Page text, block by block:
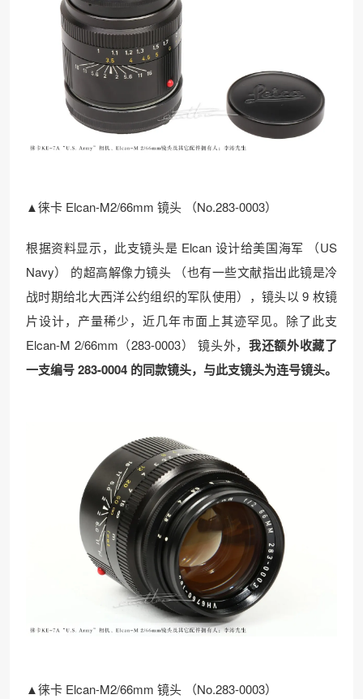
▲徕卡 Elcan-M2/66mm 镜头 （No.283-0003）
根据资料显示，此支镜头是 Elcan 设计给美国海军 （US
Navy） 的超高解像力镜头 （也有一些文献指出此镜是冷
战时期给北大西洋公约组织的军队使用），镜头以 9 枚镜
片设计，产量稀少，近几年市面上其迹罕见。除了此支
Elcan-M 2/66mm（283-0003） 镜头外， 我还额外收藏了
一支编号 283-0004 的同款镜头，与此支镜头为连号镜头。
▲徕卡 Elcan-M2/66mm 镜头 （No.283-0003）